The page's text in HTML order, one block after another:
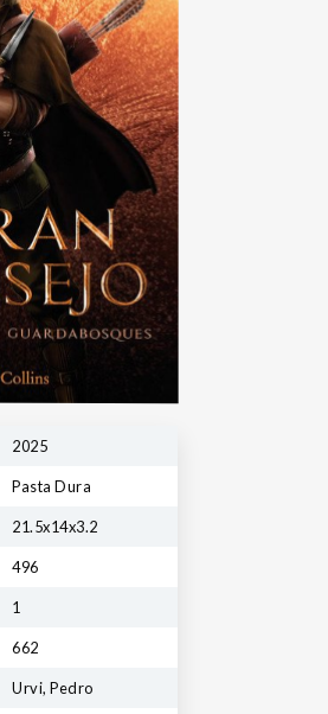
2025
Pasta Dura
21.5x14x3.2
496
1
662
Urvi, Pedro